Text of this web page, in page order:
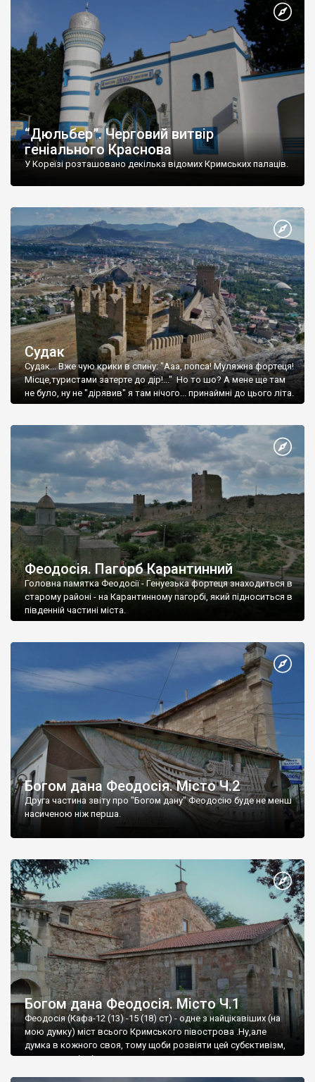
“Дюльбер”. Черговий витвір
геніального Краснова
У Кореїзі розташовано декілька відомих Кримських палаців.
Судак
Судак... Вже чую крики в спину: "Ааа, попса! Муляжна фортеця!
Місце,туристами затерте до дір!..." Но то шо? А мене ще там
не було, ну не "дірявив" я там нічого... принаймні до цього літа.
Феодосія. Пагорб Карантинний
Головна памятка Феодосії - Генуезька фортеця знаходиться в
старому районі - на Карантинному пагорбі, який підноситься в
південній частині міста.
Богом дана Феодосія. Місто Ч.2
Друга частина звіту про "Богом дану" Феодосію буде не менш
насиченою ніж перша.
Богом дана Феодосія. Місто Ч.1
Феодосія (Кафа-12 (13) -15 (18) ст) - одне з найцікавіших (на
мою думку) міст всього Кримського півострова .Ну,але
думка в кожного своя, тому щоби розвіяти цей субєктивізм,
запрошую відвідати це